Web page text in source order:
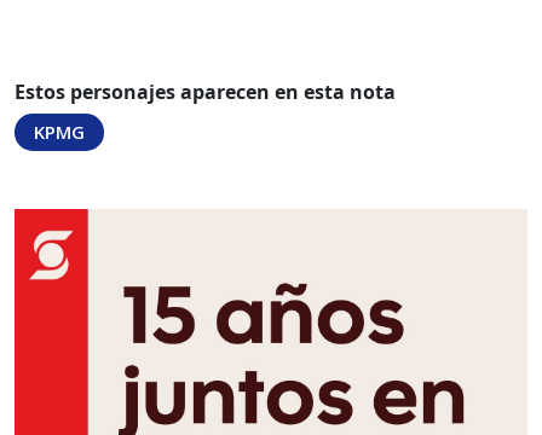
Estos personajes aparecen en esta nota
KPMG